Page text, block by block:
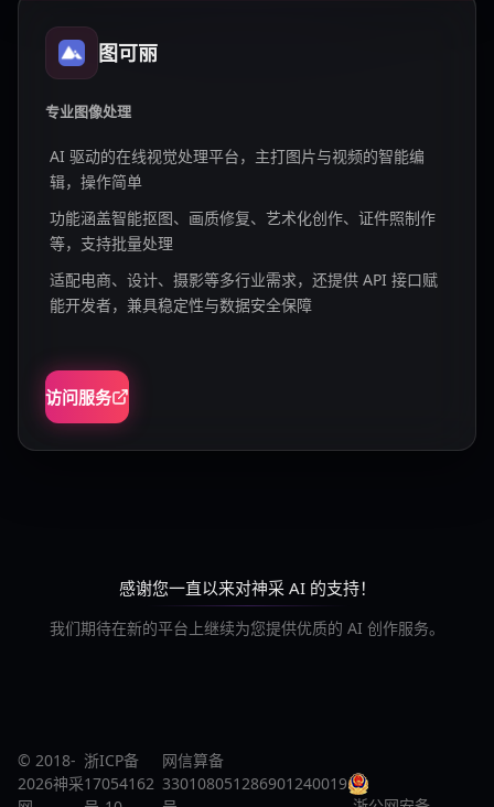
图可丽
专业图像处理
AI 驱动的在线视觉处理平台，主打图片与视频的智能编
辑，操作简单
功能涵盖智能抠图、画质修复、艺术化创作、证件照制作
等，支持批量处理
适配电商、设计、摄影等多行业需求，还提供 API 接口赋
能开发者，兼具稳定性与数据安全保障
访问服务
感谢您一直以来对神采 AI 的支持！
我们期待在新的平台上继续为您提供优质的 AI 创作服务。
© 2018-
2026神采
浙ICP备
17054162
网信算备
330108051286901240019